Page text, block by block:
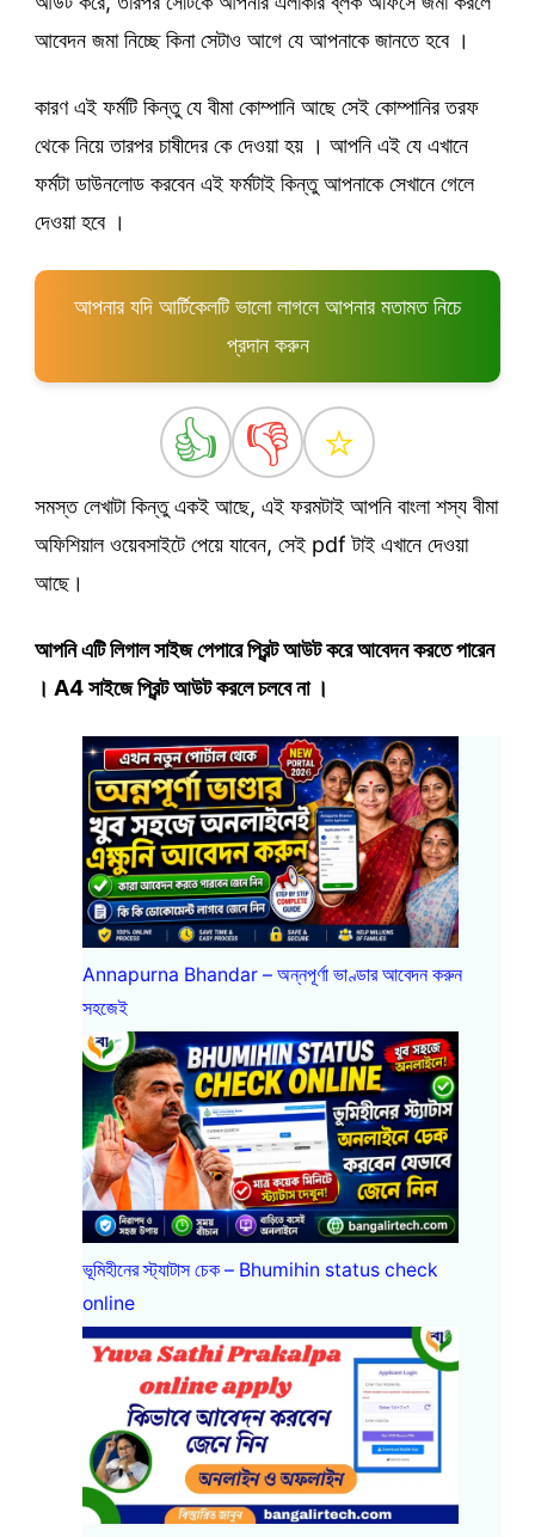
আবেদন জমা নিচ্ছে কিনা সেটাও আগে যে আপনাকে জানতে হবে ।
কারণ এই ফর্মটি কিন্তু যে বীমা কোম্পানি আছে সেই কোম্পানির তরফ
থেকে নিয়ে তারপর চাষীদের কে দেওয়া হয় । আপনি এই যে এখানে
ফর্মটা ডাউনলোড করবেন এই ফর্মটাই কিন্তু আপনাকে সেখানে গেলে
দেওয়া হবে ।
আপনার যদি আর্টিকেলটি ভালো লাগলে আপনার মতামত নিচে
প্রদান করুন
👍 👎 ⭐
সমস্ত লেখাটা কিন্তু একই আছে, এই ফরমটাই আপনি বাংলা শস্য বীমা
অফিশিয়াল ওয়েবসাইটে পেয়ে যাবেন, সেই pdf টাই এখানে দেওয়া
আছে।
আপনি এটি লিগাল সাইজ পেপারে প্রিন্ট আউট করে আবেদন করতে পারেন
। A4 সাইজে প্রিন্ট আউট করলে চলবে না ।
Annapurna Bhandar – অন্নপূর্ণা ভাণ্ডার আবেদন করুন
সহজেই
ভূমিহীনের স্ট্যাটাস চেক – Bhumihin status check
online